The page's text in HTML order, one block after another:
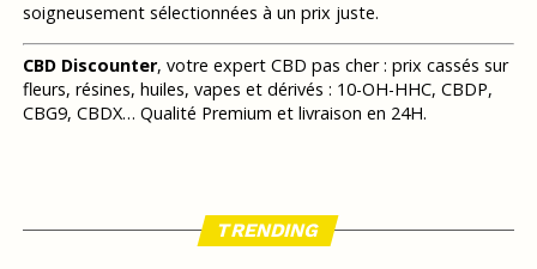
soigneusement sélectionnées à un prix juste.
CBD Discounter, votre expert CBD pas cher : prix cassés sur
fleurs, résines, huiles, vapes et dérivés : 10-OH-HHC, CBDP,
CBG9, CBDX… Qualité Premium et livraison en 24H.
TRENDING